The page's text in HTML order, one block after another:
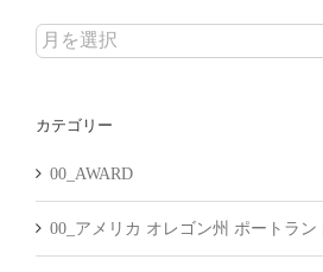
ア
イ
カテゴリー
00_AWARD
00_アメリカ オレゴン州 ポート